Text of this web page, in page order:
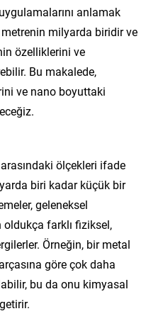
anlamak
milyarda biridir ve
özelliklerini ve
Bu makalede,
ve nano boyuttaki
ölçekleri ifade
biri kadar küçük bir
geleneksel
farklı fiziksel,
Örneğin, bir metal
göre çok daha
bu da onu kimyasal